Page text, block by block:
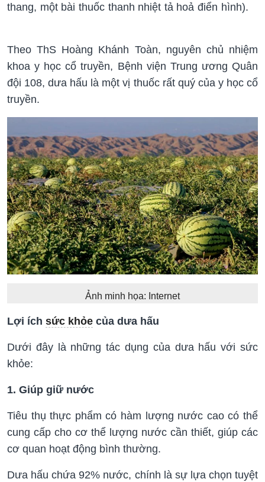
thang, một bài thuốc thanh nhiệt tả hoả điển hình).
Theo ThS Hoàng Khánh Toàn, nguyên chủ nhiệm
khoa y học cổ truyền, Bệnh viện Trung ương Quân
đội 108, dưa hấu là một vị thuốc rất quý của y học cổ
truyền.
Ảnh minh họa: Internet
Lợi ích sức khỏe của dưa hấu
Dưới đây là những tác dụng của dưa hấu với sức
khỏe:
1. Giúp giữ nước
Tiêu thụ thực phẩm có hàm lượng nước cao có thể
cung cấp cho cơ thể lượng nước cần thiết, giúp các
cơ quan hoạt động bình thường.
Dưa hấu chứa 92% nước, chính là sự lựa chọn tuyệt